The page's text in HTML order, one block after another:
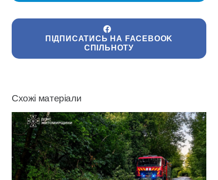
ПІДПИСАТИСЬ НА FACEBOOK
СПІЛЬНОТУ
Схожі матеріали